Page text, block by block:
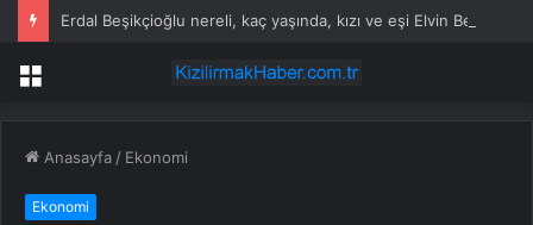
Menü
Anasayfa / Ekonomi
Ekonomi